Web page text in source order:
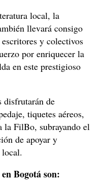
local, la
llevará consigo
y colectivos
por enriquecer la
en este prestigioso
disfrutarán de
tiquetes aéreos,
la FilBo, subrayando el
de apoyar y
Bogotá son: